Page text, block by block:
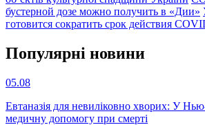
бустерной дозе можно получить в «Дии»
готовится сократить срок действия
Популярнi новини
05.08
Евтаназія для невиліковно хворих: У
медичну допомогу при смерті